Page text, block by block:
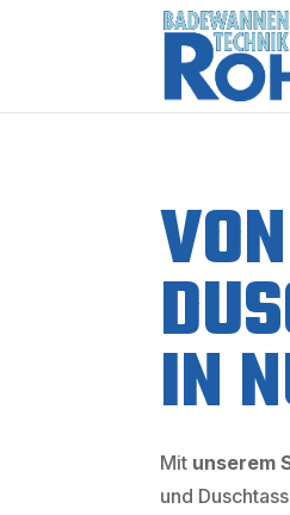
IN
Mit unserem
und